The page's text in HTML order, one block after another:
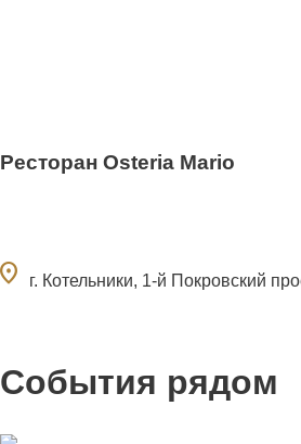
Ресторан Osteria Mario
г. Котельники, 1-й Покровский
События рядом